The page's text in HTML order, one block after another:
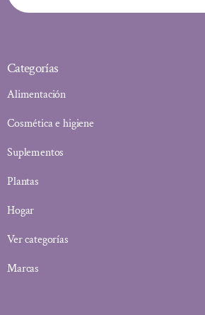
Categorías
Alimentación
Cosmética e higiene
Suplementos
Plantas
Hogar
Ver categorías
Marcas